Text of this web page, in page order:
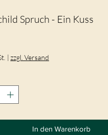
Spruch - Ein Kuss
| zzgl. Versand
In den Warenkorb